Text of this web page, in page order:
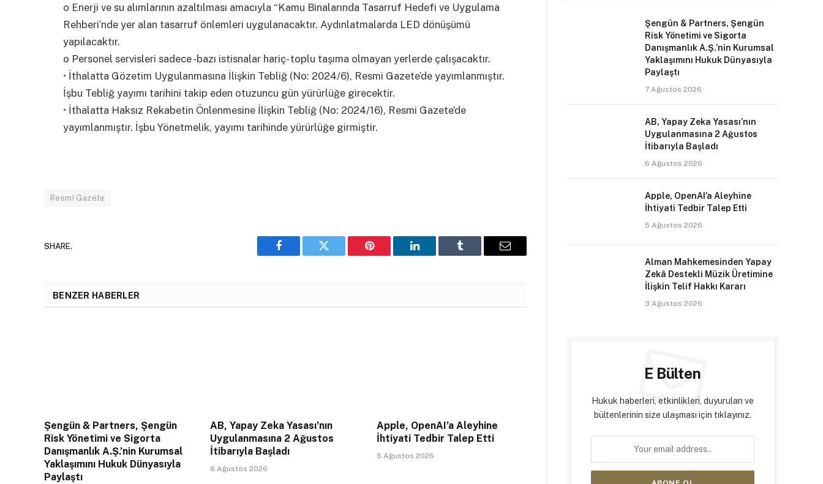
o Enerji ve su alımlarının azaltılması amacıyla “Kamu Binalarında Tasarruf Hedefi ve Uygulama
Rehberi’nde yer alan tasarruf önlemleri uygulanacaktır. Aydınlatmalarda LED dönüşümü
yapılacaktır.
o Personel servisleri sadece -bazı istisnalar hariç- toplu taşıma olmayan yerlerde çalışacaktır.
• İthalatta Gözetim Uygulanmasına İlişkin Tebliğ (No: 2024/6), Resmi Gazete’de yayımlanmıştır.
İşbu Tebliğ yayımı tarihini takip eden otuzuncu gün yürürlüğe girecektir.
• İthalatta Haksız Rekabetin Önlenmesine İlişkin Tebliğ (No: 2024/16), Resmi Gazete’de
yayımlanmıştır. İşbu Yönetmelik, yayımı tarihinde yürürlüğe girmiştir.
Resmî Gazete
SHARE.
Facebook Twitter Pinterest LinkedIn Tumblr Email
BENZER HABERLER
Şengün & Partners, Şengün
Risk Yönetimi ve Sigorta
Danışmanlık A.Ş.’nin Kurumsal
Yaklaşımını Hukuk Dünyasıyla
Paylaştı
AB, Yapay Zeka Yasası’nın
Uygulanmasına 2 Ağustos
İtibarıyla Başladı
6 Ağustos 2026
Apple, OpenAI’a Aleyhine
İhtiyati Tedbir Talep Etti
5 Ağustos 2026
Şengün & Partners, Şengün
Risk Yönetimi ve Sigorta
Danışmanlık A.Ş.’nin Kurumsal
Yaklaşımını Hukuk Dünyasıyla
Paylaştı
7 Ağustos 2026
AB, Yapay Zeka Yasası’nın
Uygulanmasına 2 Ağustos
İtibarıyla Başladı
6 Ağustos 2026
Apple, OpenAI’a Aleyhine
İhtiyati Tedbir Talep Etti
5 Ağustos 2026
Alman Mahkemesinden Yapay
Zekâ Destekli Müzik Üretimine
İlişkin Telif Hakkı Kararı
3 Ağustos 2026
E Bülten
Hukuk haberleri, etkinlikleri, duyuruları ve
bültenlerinin size ulaşması için tıklayınız.